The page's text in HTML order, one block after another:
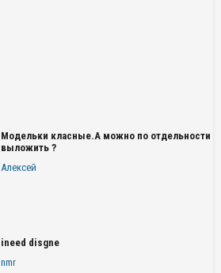
Модельки класные.А можно по отдельности
выложить ?
Алексей
ineed disgne
nmr